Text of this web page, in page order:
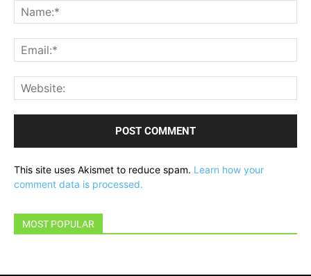
This site uses Akismet to reduce spam. Learn how your
comment data is processed.
MOST POPULAR